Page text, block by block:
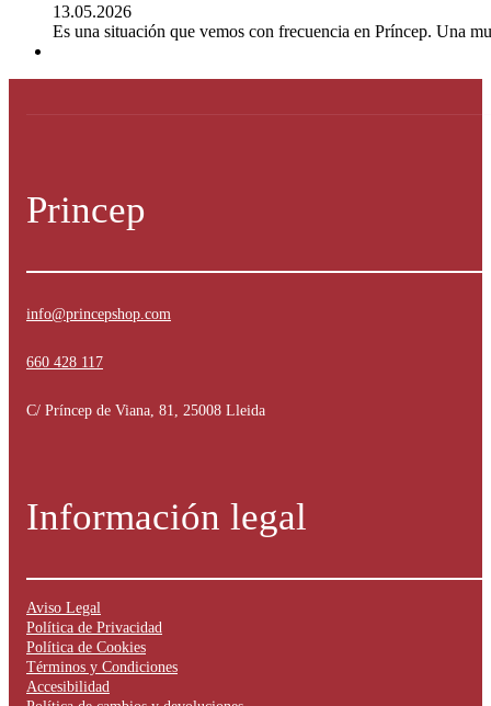
13.05.2026
Es una situación que vemos con frecuencia en Príncep. Una
Princep
info@princepshop.com
660 428 117
C/ Príncep de Viana, 81, 25008 Lleida
Información legal
Aviso Legal
Política de Privacidad
Política de Cookies
Términos y Condiciones
Accesibilidad